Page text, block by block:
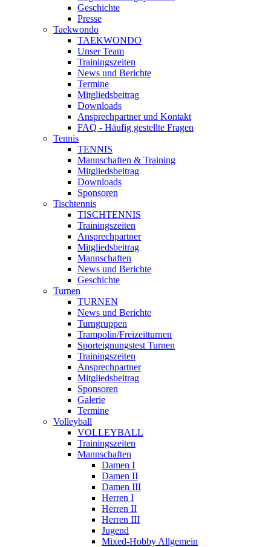
Geschichte
Presse
Taekwondo
TAEKWONDO
Unser Team
Trainingszeiten
News und Berichte
Termine
Mitgliedsbeitrag
Downloads
Ansprechpartner und Kontakt
FAQ - Häufig gestellte Fragen
Tennis
TENNIS
Mannschaften & Training
Mitgliedsbeitrag
Downloads
Sponsoren
Tischtennis
TISCHTENNIS
Trainingszeiten
Ansprechpartner
Mitgliedsbeitrag
Mannschaften
News und Berichte
Geschichte
Turnen
TURNEN
News und Berichte
Turngruppen
Trampolin/Freizeitturnen
Sporteignungstest Turnen
Trainingszeiten
Ansprechpartner
Mitgliedsbeitrag
Sponsoren
Galerie
Termine
Volleyball
VOLLEYBALL
Trainingszeiten
Mannschaften
Damen I
Damen II
Damen III
Herren I
Herren II
Herren III
Jugend
Mixed-Hobby Allgemein